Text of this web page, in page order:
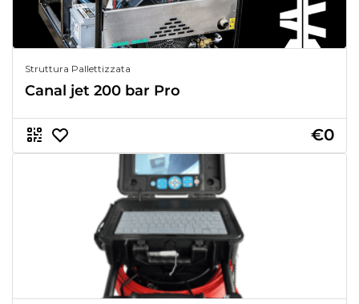
Struttura Pallettizzata
Canal jet 200 bar Pro
€0